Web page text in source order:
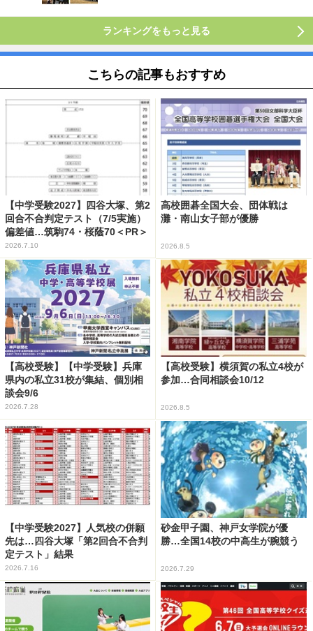
ランキングをもっと見る
こちらの記事もおすすめ
【中学受験2027】四谷大塚、第2
回合不合判定テスト（7/5実施）
偏差値…筑駒74・桜蔭70＜PR＞
2026.7.10
高校囲碁全国大会、団体戦は
灘・南山女子部が優勝
2026.8.5
【高校受験】【中学受験】兵庫
県内の私立31校が集結、個別相
談会9/6
2026.7.28
【高校受験】横須賀の私立4校が
参加…合同相談会10/12
2026.8.5
【中学受験2027】人気校の併願
先は…四谷大塚「第2回合不合判
定テスト」結果
2026.7.16
砂金甲子園、神戸女学院が優
勝…全国14校の中高生が腕競う
2026.7.29